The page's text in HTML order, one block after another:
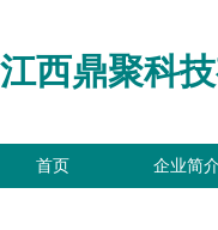
江西鼎聚科
首页 企业简